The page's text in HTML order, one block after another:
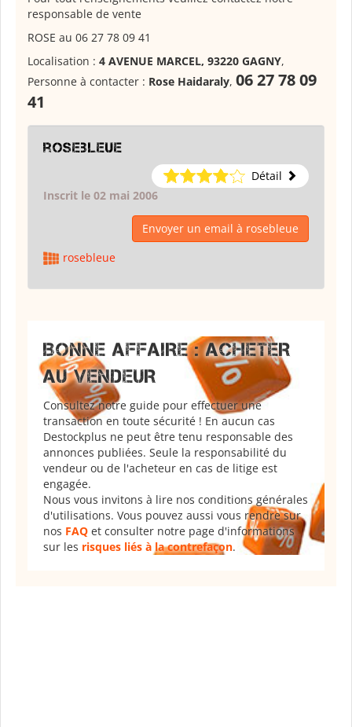
responsable de vente
ROSE au 06 27 78 09 41
Localisation : 4 AVENUE MARCEL, 93220 GAGNY,
Personne à contacter : Rose Haidaraly, 06 27 78 09
41
rosebleue
Détail
Inscrit le 02 mai 2006
Envoyer un email à rosebleue
rosebleue
BONNE AFFAIRE : ACHETER
AU VENDEUR
Consultez notre guide pour effectuer une
transaction en toute sécurité ! En aucun cas
Destockplus ne peut être tenu responsable des
annonces publiées. Seule la responsabilité du
vendeur ou de l'acheteur en cas de litige est
engagée.
Nous vous invitons à lire nos conditions générales
d'utilisations. Vous pouvez aussi vous rendre sur
nos FAQ et consulter notre page d'informations
sur les risques liés à la contrefaçon.